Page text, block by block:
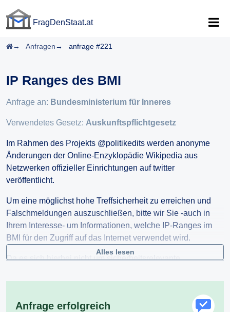
FragDenStaat.at
Startseite
Anfragen anfrage #221
IP Ranges des BMI
Anfrage an: Bundesministerium für Inneres
Verwendetes Gesetz: Auskunftspflichtgesetz
Im Rahmen des Projekts @politikedits werden anonyme
Änderungen der Online-Enzyklopädie Wikipedia aus
Netzwerken offizieller Einrichtungen auf twitter
veröffentlicht.
Um eine möglichst hohe Treffsicherheit zu erreichen und
Falschmeldungen auszuschließen, bitte wir Sie -auch in
Ihrem Interesse- um Informationen, welche IP-Ranges im
BMI für den Zugriff auf das Internet verwendet wird.
Da es sich hierbei nicht um sicherheitsrelevante
vielen Ländern erfolgreich arbeitet, hoffen wir auf ihre
Alles lesen
Anfrage erfolgreich